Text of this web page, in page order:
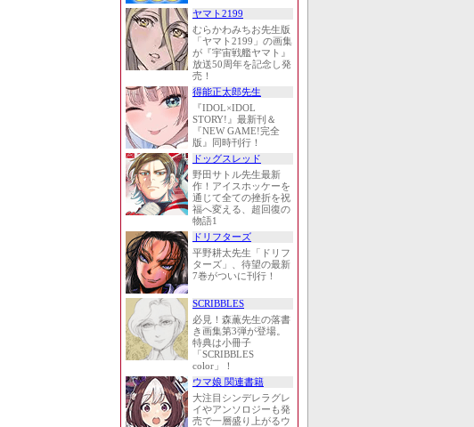
ヤマト2199
むらかわみちお先生版
「ヤマト2199」の画集
が『宇宙戦艦ヤマト』
放送50周年を記念し発
売！
得能正太郎先生
『IDOL×IDOL
STORY!』最新刊＆
『NEW GAME!完全
版』同時刊行！
ドッグスレッド
野田サトル先生最新
作！アイスホッケーを
通じて全ての挫折を祝
福へ変える、超回復の
物語1
ドリフターズ
平野耕太先生「ドリフ
ターズ」、待望の最新
7巻がついに刊行！
SCRIBBLES
必見！森薫先生の落書
き画集第3弾が登場。
特典は小冊子
「SCRIBBLES
color」！
ウマ娘 関連書籍
大注目シンデレラグレ
イやアンソロジーも発
売で一層盛り上がるウ